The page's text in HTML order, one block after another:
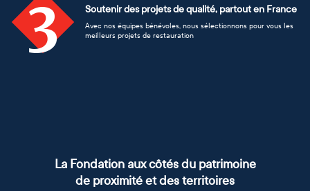
3 Soutenir des projets de qualité, partout en France
Avec nos équipes bénévoles, nous sélectionnons pour vous les
meilleurs projets de restauration
La Fondation aux côtés du patrimoine
de proximité et des territoires